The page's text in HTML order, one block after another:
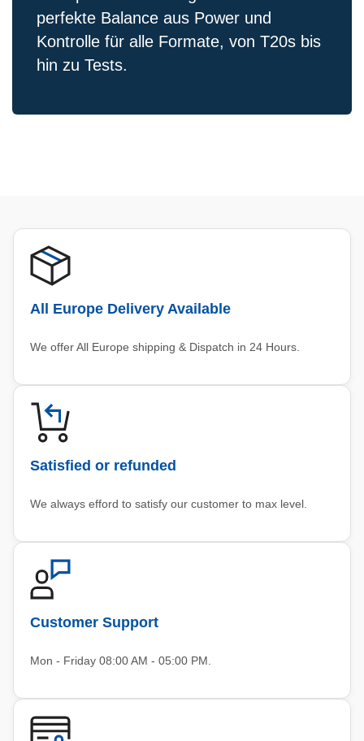
perfekte Balance aus Power und
Kontrolle für alle Formate, von T20s bis
hin zu Tests.
All Europe Delivery Available
We offer All Europe shipping & Dispatch in 24 Hours.
Satisfied or refunded
We always efford to satisfy our customer to max level.
Customer Support
Mon - Friday 08:00 AM - 05:00 PM.